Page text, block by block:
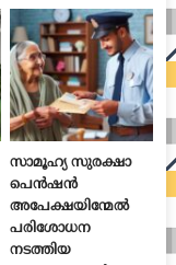
സാമൂഹ്യ സുരക്ഷാ
പെൻഷൻ
അപേക്ഷയിന്മേൽ
പരിശോധന
നടത്തിയ